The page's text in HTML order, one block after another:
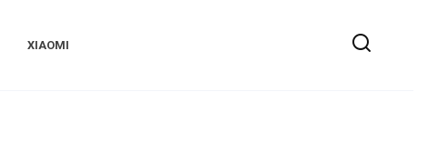
XIAOMI